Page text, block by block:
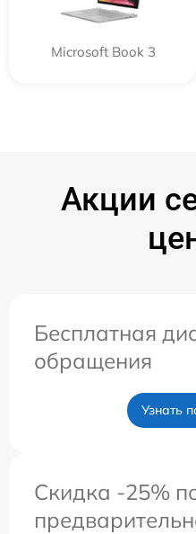
Microsoft Book 3
Акции
Бесплатная
обращения
Узнать
Скидка -25%